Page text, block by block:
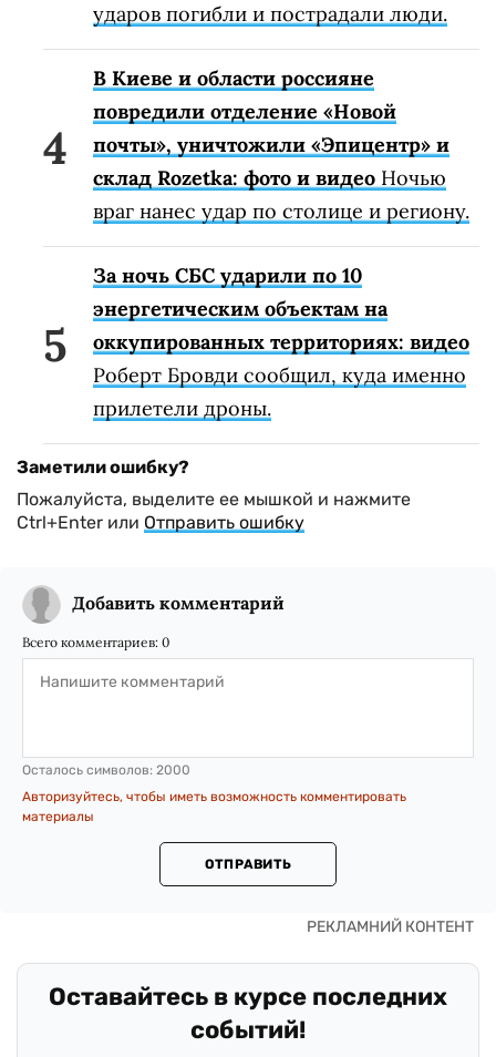
ударов погибли и пострадали люди.
В Киеве и области россияне
повредили отделение «Новой
почты», уничтожили «Эпицентр» и
склад Rozetka: фото и видео Ночью
враг нанес удар по столице и региону.
За ночь СБС ударили по 10
энергетическим объектам на
оккупированных территориях: видео
Роберт Бровди сообщил, куда именно
прилетели дроны.
Заметили ошибку?
Пожалуйста, выделите ее мышкой и нажмите
Ctrl+Enter или Отправить ошибку
Добавить комментарий
Всего комментариев: 0
Осталось символов: 2000
Авторизуйтесь, чтобы иметь возможность комментировать
материалы
ОТПРАВИТЬ
Оставайтесь в курсе последних
событий!